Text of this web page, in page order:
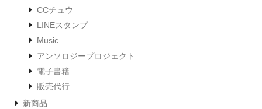
CCチュウ
LINEスタンプ
Music
アンソロジープロジェクト
電子書籍
販売代行
新商品